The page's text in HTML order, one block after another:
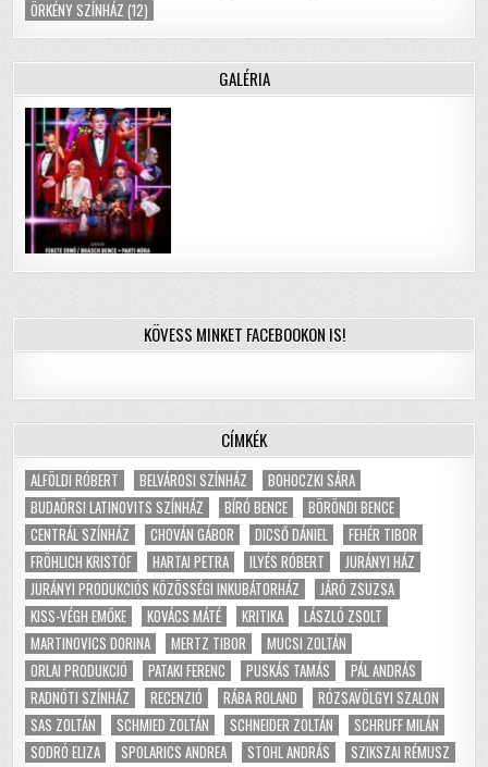
ÖRKÉNY SZÍNHÁZ (12)
GALÉRIA
KÖVESS MINKET FACEBOOKON IS!
CÍMKÉK
ALFÖLDI RÓBERT BELVÁROSI SZÍNHÁZ
BOHOCZKI SÁRA
BUDAÖRSI LATINOVITS SZÍNHÁZ
BÍRÓ BENCE
BÖRÖNDI BENCE
CENTRÁL SZÍNHÁZ
CHOVÁN GÁBOR DICSŐ DÁNIEL
FEHÉR TIBOR
FRÖHLICH KRISTÓF
HARTAI PETRA ILYÉS RÓBERT
JURÁNYI HÁZ
JURÁNYI PRODUKCIÓS KÖZÖSSÉGI INKUBÁTORHÁZ
JÁRÓ ZSUZSA
KISS-VÉGH EMŐKE
KOVÁCS MÁTÉ KRITIKA
LÁSZLÓ ZSOLT
MARTINOVICS DORINA
MERTZ TIBOR
MUCSI ZOLTÁN
ORLAI PRODUKCIÓ
PATAKI FERENC PUSKÁS TAMÁS
PÁL ANDRÁS
RADNÓTI SZÍNHÁZ
RECENZIÓ RÁBA ROLAND
RÓZSAVÖLGYI SZALON
SAS ZOLTÁN
SCHMIED ZOLTÁN SCHNEIDER ZOLTÁN
SCHRUFF MILÁN
SODRÓ ELIZA
SPOLARICS ANDREA STOHL ANDRÁS SZIKSZAI RÉMUSZ